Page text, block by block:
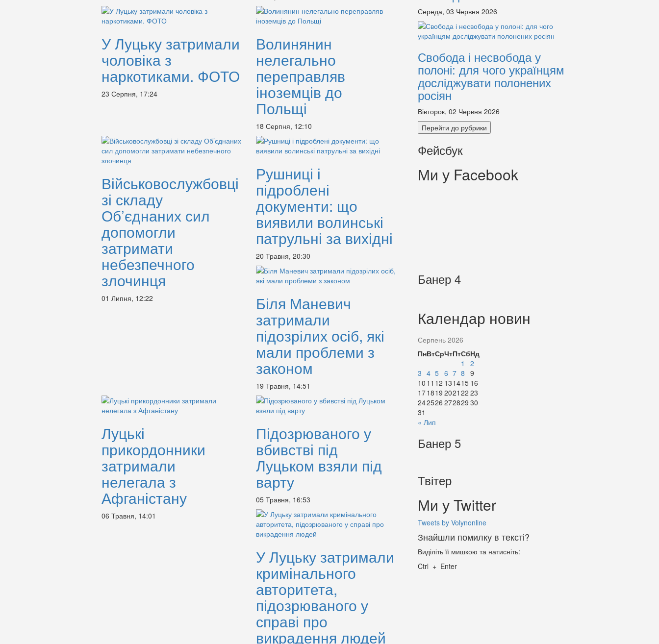
У Луцьку затримали
чоловіка з
наркотиками. ФОТО
23 Серпня, 17:24
Волинянин
нелегально
переправляв
іноземців до
Польщі
18 Серпня, 12:10
Військовослужбовці
зі складу
Об’єднаних сил
допомогли
затримати
небезпечного
злочинця
01 Липня, 12:22
Рушниці і
підроблені
документи: що
виявили волинські
патрульні за вихідні
20 Травня, 20:30
Біля Маневич
затримали
підозрілих осіб, які
мали проблеми з
законом
19 Травня, 14:51
Луцькі
прикордонники
затримали
нелегала з
Афганістану
06 Травня, 14:01
Підозрюваного у
вбивстві під
Луцьком взяли під
варту
05 Травня, 16:53
У Луцьку затримали
кримінального
авторитета,
підозрюваного у
справі про
викрадення людей
Середа, 03 Червня 2026
Свобода і несвобода у
полоні: для чого українцям
досліджувати полонених
росіян
Вівторок, 02 Червня 2026
Перейти до рубрики
Фейсбук
Ми у Facebook
Банер 4
Календар новин
Серпень 2026
ПнВтСрЧтПтСбНд
1
2
3 4 5 6 7 8 9
10 11 12 131415 16
171819 2021 22 23
242526 272829 30
31
« Лип
Банер 5
Твітер
Ми у Twitter
Tweets by Volynonline
Знайшли помилку в тексті?
Виділіть її мишкою та натисніть:
Ctrl + Enter